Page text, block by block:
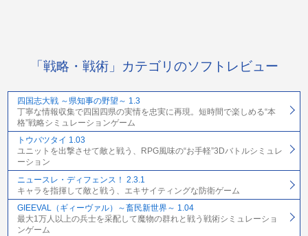
「戦略・戦術」カテゴリのソフトレビュー
四国志大戦 ～県知事の野望～ 1.3
丁寧な情報収集で四国四県の実情を忠実に再現。短時間で楽しめる“本
格”戦略シミュレーションゲーム
トウバツタイ 1.03
ユニットを出撃させて敵と戦う、RPG風味の“お手軽”3Dバトルシミュレ
ーション
ニュースレ・ディフェンス！ 2.3.1
キャラを指揮して敵と戦う、エキサイティングな防衛ゲーム
GIEEVAL（ギィーヴァル）～畜民新世界～ 1.04
最大1万人以上の兵士を采配して魔物の群れと戦う戦術シミュレーショ
ンゲーム